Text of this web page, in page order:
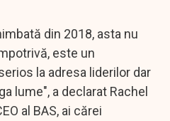
din 2018, asta nu
este un
la adresa liderilor dar
lume", a declarat Rachel
al BAS, ai cărei